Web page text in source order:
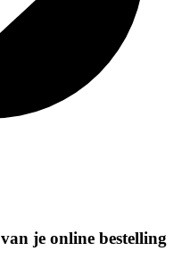
van je online bestelling